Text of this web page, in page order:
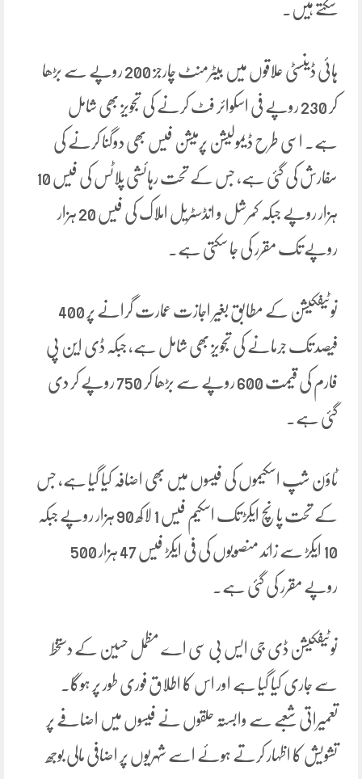
سکتے ہیں۔
ہائی ڈینسٹی علاقوں میں بیٹرمنٹ چارجز 200 روپے سے بڑھا
کر 230 روپے فی اسکوائر فٹ کرنے کی تجویز بھی شامل
ہے۔ اسی طرح ڈیمولیشن پرمیشن فیس بھی دوگنا کرنے کی
سفارش کی گئی ہے، جس کے تحت رہائشی پلاٹس کی فیس 10
ہزار روپے جبکہ کمرشل و انڈسٹریل املاک کی فیس 20 ہزار
روپے تک مقرر کی جا سکتی ہے۔
نوٹیفکیشن کے مطابق بغیر اجازت عمارت گرانے پر 400
فیصد تک جرمانے کی تجویز بھی شامل ہے، جبکہ ڈی این پی
فارم کی قیمت 600 روپے سے بڑھا کر 750 روپے کر دی
گئی ہے۔
ٹاؤن شپ اسکیموں کی فیسوں میں بھی اضافہ کیا گیا ہے، جس
کے تحت پانچ ایکڑ تک اسکیم فیس 1 لاکھ 90 ہزار روپے جبکہ
10 ایکڑ سے زائد منصوبوں کی فی ایکڑ فیس 47 ہزار 500
روپے مقرر کی گئی ہے۔
نوٹیفکیشن ڈی جی ایس بی سی اے مظمل حسین کے دستخط
سے جاری کیا گیا ہے اور اس کا اطلاق فوری طور پر ہوگا۔
تعمیراتی شعبے سے وابستہ حلقوں نے فیسوں میں اضافے پر
تشویش کا اظہار کرتے ہوئے اسے شہریوں پر اضافی مالی بوجھ